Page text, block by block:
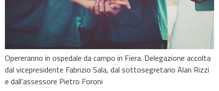
Opereranno in ospedale da campo in Fiera. Delegazione accolta
dal vicepresidente Fabrizio Sala, dal sottosegretario Alan Rizzi
e dall’assessore Pietro Foroni